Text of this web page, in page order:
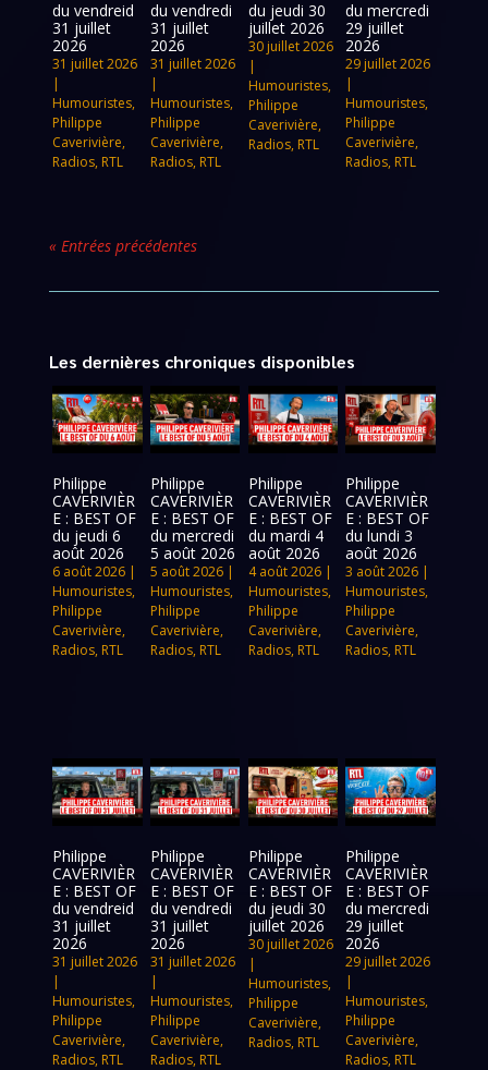
du vendreid
31 juillet
2026
31 juillet 2026
|
Humouristes,
Philippe
Caverivière,
Radios, RTL
du vendredi
31 juillet
2026
31 juillet 2026
|
Humouristes,
Philippe
Caverivière,
Radios, RTL
du jeudi 30
juillet 2026
30 juillet 2026
|
Humouristes,
Philippe
Caverivière,
Radios, RTL
du mercredi
29 juillet
2026
29 juillet 2026
|
Humouristes,
Philippe
Caverivière,
Radios, RTL
« Entrées précédentes
Les dernières chroniques disponibles
Philippe
CAVERIVIÈR
E : BEST OF
du jeudi 6
août 2026
6 août 2026 |
Humouristes,
Philippe
Caverivière,
Radios, RTL
Philippe
CAVERIVIÈR
E : BEST OF
du mercredi
5 août 2026
5 août 2026|
Humouristes,
Philippe
Caverivière,
Radios, RTL
Philippe
CAVERIVIÈR
E : BEST OF
du mardi 4
août 2026
4 août 2026|
Humouristes,
Philippe
Caverivière,
Radios, RTL
Philippe
CAVERIVIÈR
E : BEST OF
du lundi 3
août 2026
3 août 2026 |
Humouristes,
Philippe
Caverivière,
Radios, RTL
Philippe
CAVERIVIÈR
E : BEST OF
du vendreid
31 juillet
2026
31 juillet 2026
|
Humouristes,
Philippe
Caverivière,
Radios, RTL
Philippe
CAVERIVIÈR
E : BEST OF
du vendredi
31 juillet
2026
31 juillet 2026
|
Humouristes,
Philippe
Caverivière,
Radios, RTL
Philippe
CAVERIVIÈR
E : BEST OF
du jeudi 30
juillet 2026
30 juillet 2026
|
Humouristes,
Philippe
Caverivière,
Radios, RTL
Philippe
CAVERIVIÈR
E : BEST OF
du mercredi
29 juillet
2026
29 juillet 2026
|
Humouristes,
Philippe
Caverivière,
Radios, RTL